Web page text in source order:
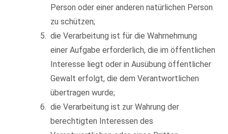
Person oder einer anderen natürlichen Person
zu schützen;
die Verarbeitung ist für die Wahrnehmung
einer Aufgabe erforderlich, die im öffentlichen
Interesse liegt oder in Ausübung öffentlicher
Gewalt erfolgt, die dem Verantwortlichen
übertragen wurde;
die Verarbeitung ist zur Wahrung der
berechtigten Interessen des